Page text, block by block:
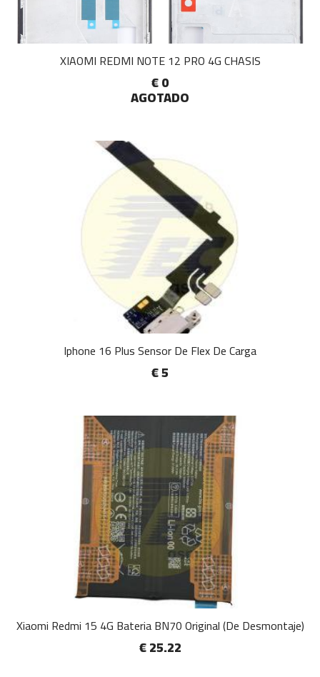
XIAOMI REDMI NOTE 12 PRO 4G CHASIS
€ 0
AGOTADO
Iphone 16 Plus Sensor De Flex De Carga
€ 5
Xiaomi Redmi 15 4G Bateria BN70 Original (De Desmontaje)
€ 25.22